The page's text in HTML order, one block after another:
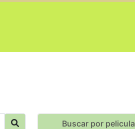
Buscar por pelicula